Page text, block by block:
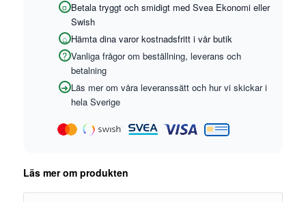
Betala tryggt och smidigt med Svea Ekonomi eller
Swish
Hämta dina varor kostnadsfritt i vår butik
Vanliga frågor om beställning, leverans och
betalning
Läs mer om våra leveranssätt och hur vi skickar i
hela Sverige
Läs mer om produkten